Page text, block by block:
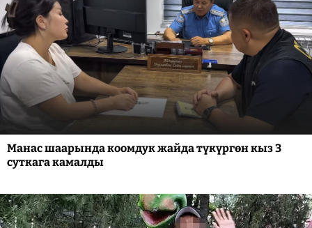
Манас шаарында коомдук жайда түкүргөн кыз 3
суткага камалды